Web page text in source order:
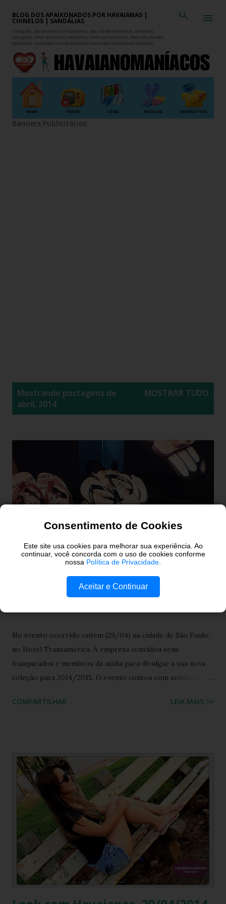
Pular para o conteúdo principal
BLOG DOS APAIXONADOS POR HAVAIANAS |
CHINELOS | SANDÁLIAS
O blog dos apaixonados por havaianas, seja chinelo havaianas, sandálias,
alpargatas, tênis, acessórios, vestuários, look com havaianas, look com chinelos
havaianas, novidades e moda havaianas masculina e havaianas feminina.
HOME VÍDEOS LOOKS MODELOS NEWSLETTER
Banners Publicitários
Mostrando postagens de
abril, 2014
MOSTRAR TUDO
Havaianas lança sua coleção
No evento ocorrido ontem (29/04) na cidade de São Paulo,
no Hotel Transamérica. A empresa convidou seus
franqueados e membros da mídia para divulgar a sua nova
coleção para 2014/2015. O evento contou com música ao
da marca. O blog reuniu algumas fotos de alguns modelos
cativar adultos e crianças. O casal mais famoso da Disney, os
ratinhos Mickey e Minnie, seguindo o sucesso das coleções
passadas, retornam na coleção 2015 em novas estampas. A
animação Frozen da Disney, que foi sucesso nos cinemas,
agora também estreiam na coleção 2015 e prometem
repetir o sucesso no solado das havaianas. Os
personagens da turma do Snoopy são umas das novidades
para esta coleção e já estreiam ...
COMPARTILHAR LEIA MAIS >>
Consentimento de Cookies
Este site usa cookies para melhorar sua experiência. Ao
continuar, você concorda com o uso de cookies conforme
nossa Política de Privacidade
Aceitar e Continuar